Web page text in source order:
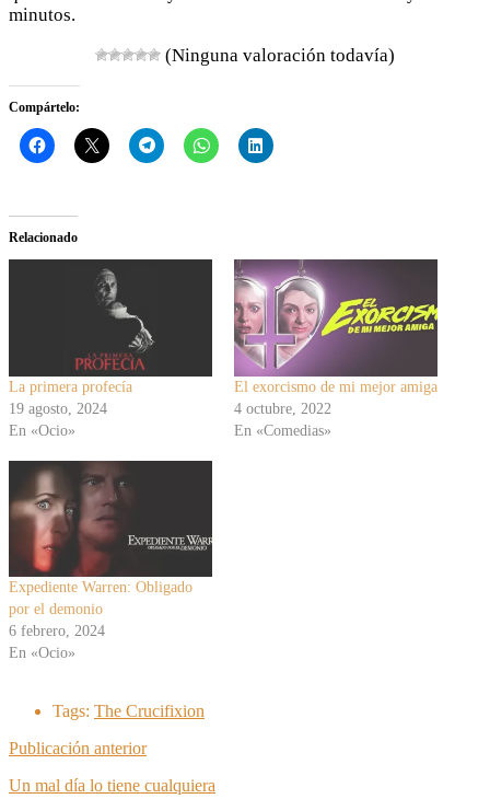
minutos.
(Ninguna valoración todavía)
Compártelo:
Relacionado
La primera profecía
19 agosto, 2024
En «Ocio»
El exorcismo de mi mejor amiga
4 octubre, 2022
En «Comedias»
Expediente Warren: Obligado
por el demonio
6 febrero, 2024
En «Ocio»
Tags: The Crucifixion
Publicación anterior
Un mal día lo tiene cualquiera